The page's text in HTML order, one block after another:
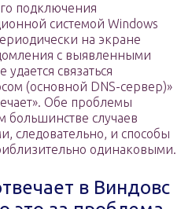
подключения
системой Windows
на экране
с выявленными
связаться
(основной DNS-сервер)»
Обе проблемы
случаев
следовательно, и способы
одинаковыми.
в Виндовс